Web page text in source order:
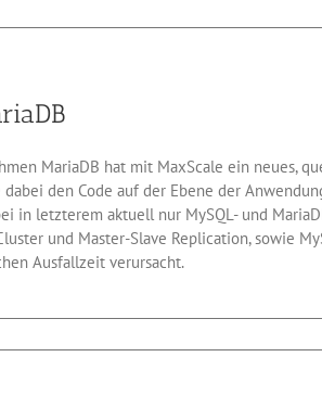
MariaDB hat mit MaxScale ein neues,
den Code auf der Ebene der
in letzterem aktuell nur MySQL- und
und Master-Slave Replication, sowie
Ausfallzeit verursacht.